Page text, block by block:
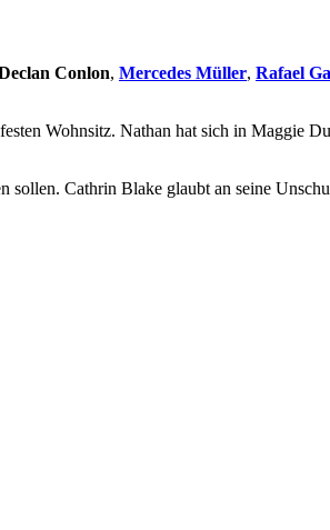
Conlon, Mercedes Müller, Rafael
Wohnsitz. Nathan hat sich in Maggie
Cathrin Blake glaubt an seine